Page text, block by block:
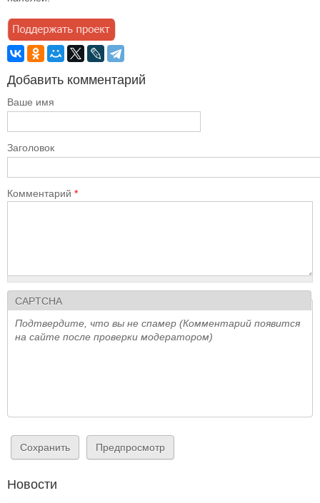
Добавить комментарий
Ваше имя
Заголовок
Комментарий *
CAPTCHA
Подтвердите, что вы не спамер (Комментарий появится
на сайте после проверки модератором)
Новости